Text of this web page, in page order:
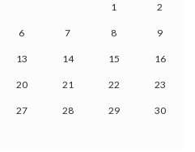
1 2
6 7 8 9
13 14 15 16
20 21 22 23
27 28 29 30